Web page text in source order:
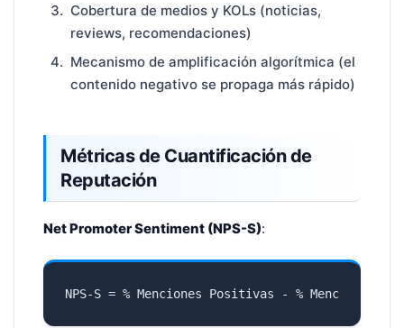
Cobertura de medios y KOLs (noticias,
reviews, recomendaciones)
Mecanismo de amplificación algorítmica (el
contenido negativo se propaga más rápido)
Métricas de Cuantificación de
Reputación
Net Promoter Sentiment (NPS-S):